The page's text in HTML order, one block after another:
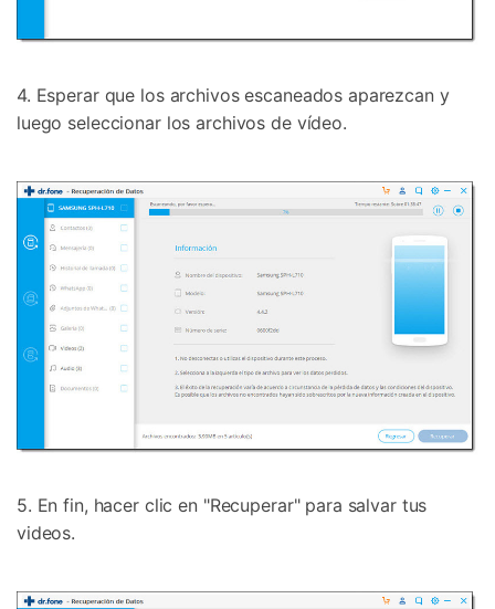
4. Esperar que los archivos escaneados aparezcan y
luego seleccionar los archivos de vídeo.
5. En fin, hacer clic en "Recuperar" para salvar tus
videos.
Abrir App Prueba Online